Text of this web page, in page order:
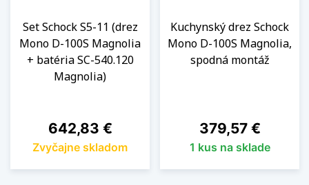
Set Schock S5-11 (drez
Mono D-100S Magnolia
+ batéria SC-540.120
Magnolia)
Cena
642,83 €
Zvyčajne skladom
Kuchynský drez Schock
Mono D-100S Magnolia,
spodná montáž
Cena
379,57 €
1 kus na sklade